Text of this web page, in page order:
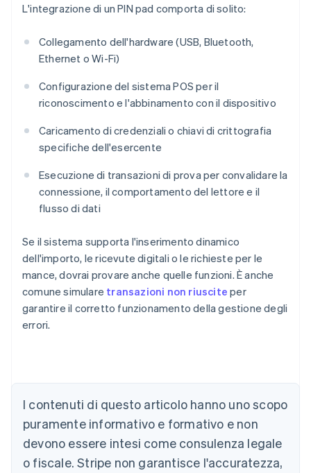
L'integrazione di un PIN pad comporta di solito:
Collegamento dell'hardware (USB, Bluetooth,
Ethernet o Wi-Fi)
Configurazione del sistema POS per il
riconoscimento e l'abbinamento con il dispositivo
Caricamento di credenziali o chiavi di crittografia
specifiche dell'esercente
Esecuzione di transazioni di prova per convalidare la
connessione, il comportamento del lettore e il
flusso di dati
Se il sistema supporta l'inserimento dinamico
dell'importo, le ricevute digitali o le richieste per le
mance, dovrai provare anche quelle funzioni. È anche
comune simulare transazioni non riuscite per
garantire il corretto funzionamento della gestione degli
errori.
I contenuti di questo articolo hanno uno scopo
puramente informativo e formativo e non
devono essere intesi come consulenza legale
o fiscale. Stripe non garantisce l'accuratezza,
English
DeutschEnglish
Belgio
Nederlands Français English